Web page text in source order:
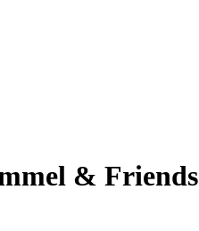
& Friends